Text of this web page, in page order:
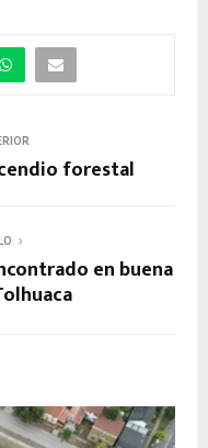
forestal
en buena